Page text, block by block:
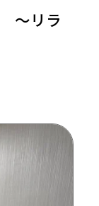
～リラ